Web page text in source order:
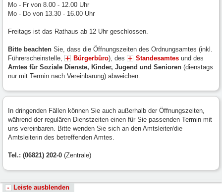
Mo - Fr von 8.00 - 12.00 Uhr
Mo - Do von 13.30 - 16.00 Uhr
Freitags ist das Rathaus ab 12 Uhr geschlossen.
Bitte beachten Sie, dass die Öffnungszeiten des Ordnungsamtes (inkl.
Führerscheinstelle,
Bürgerbüro), des Standesamtes und des
Amtes für Soziale Dienste, Kinder, Jugend und Senioren (dienstags
nur mit Termin nach Vereinbarung) abweichen.
In dringenden Fällen können Sie auch außerhalb der Öffnungszeiten,
während der regulären Dienstzeiten einen für Sie passenden Termin mit
uns vereinbaren. Bitte wenden Sie sich an den Amtsleiter/die
Amtsleiterin des betreffenden Amtes.
Tel.: (06821) 202-0 (Zentrale)
Leiste ausblenden